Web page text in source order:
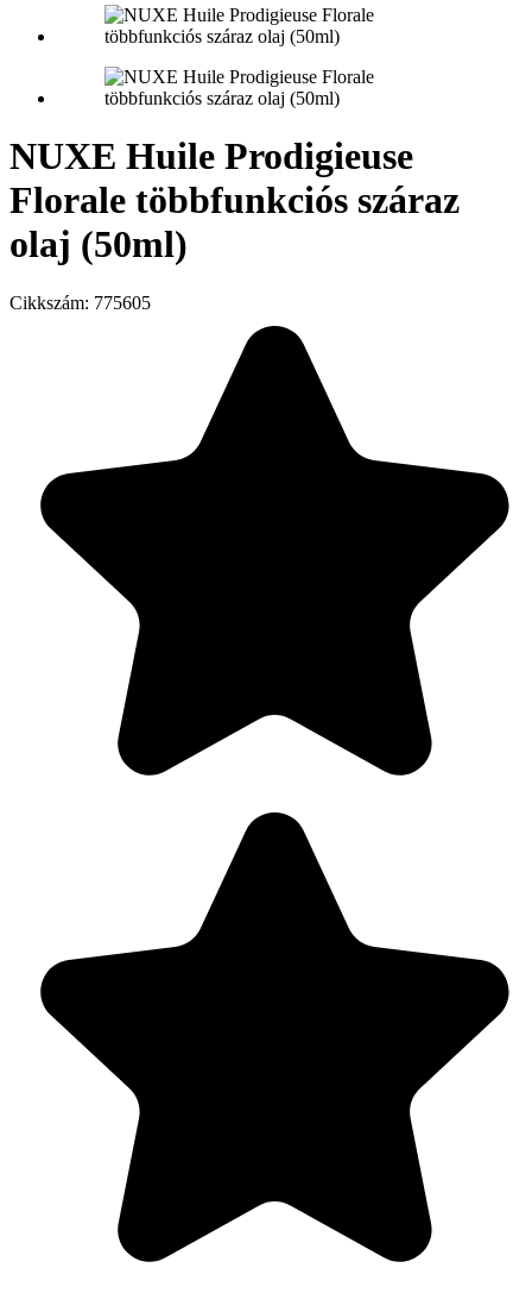
NUXE Huile Prodigieuse
Florale többfunkciós száraz
olaj (50ml)
Cikkszám: 775605